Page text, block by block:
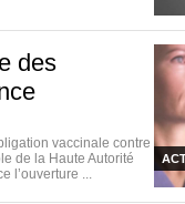
des
vaccinale contre
de la Haute Autorité
l’ouverture ...